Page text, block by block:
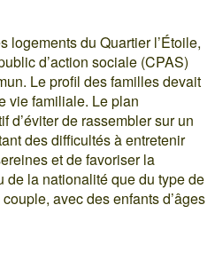
logements du Quartier l’Étoile,
d’action sociale (CPAS)
Le profil des familles devait
vie familiale. Le plan
d’éviter de rassembler sur un
des difficultés à entretenir
et de favoriser la
de la nationalité que du type de
avec des enfants d’âges